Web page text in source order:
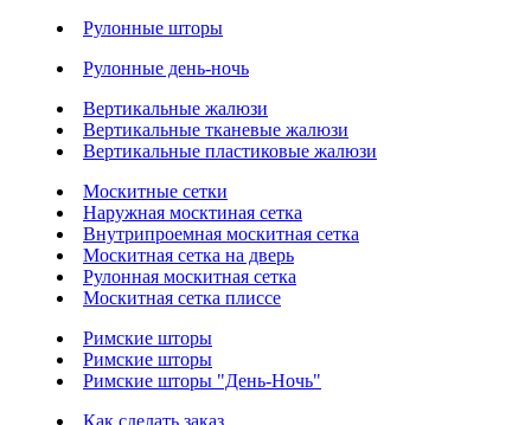
Рулонные шторы
Рулонные день-ночь
Вертикальные жалюзи
Вертикальные тканевые жалюзи
Вертикальные пластиковые жалюзи
Москитные сетки
Наружная москтиная сетка
Внутрипроемная москитная сетка
Москитная сетка на дверь
Рулонная москитная сетка
Москитная сетка плиссе
Римские шторы
Римские шторы
Римские шторы "День-Ночь"